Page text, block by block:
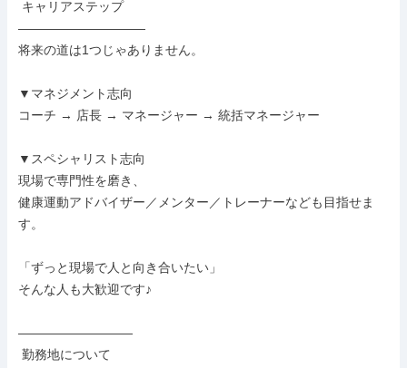
――――――――――
将来の道は1つじゃありません。
▼マネジメント志向
コーチ → 店長 → マネージャー → 統括マネージャー
▼スペシャリスト志向
現場で専門性を磨き、
健康運動アドバイザー／メンター／トレーナーなども目指せま
す。
「ずっと現場で人と向き合いたい」
そんな人も大歓迎です♪
―――――――――